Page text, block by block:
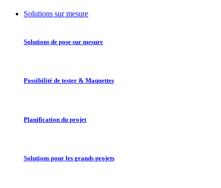
Solutions sur mesure
Solutions de pose sur mesure
Possibilité de tester & Maquettes
Planification du projet
Solutions pour les grands projets